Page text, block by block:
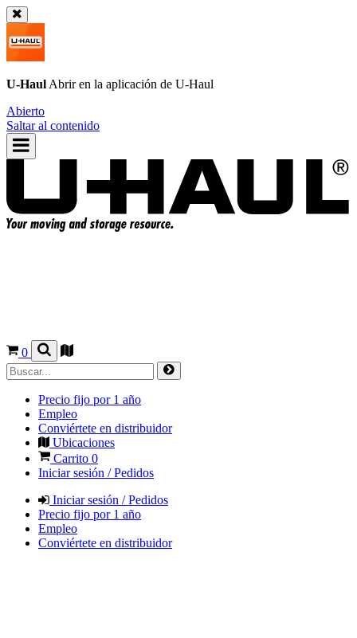
U-Haul Abrir en la aplicación de U-Haul
Abierto
Saltar al contenido
0
Precio fijo por 1 año
Empleo
Conviértete en distribuidor
Ubicaciones
Carrito 0
Iniciar sesión / Pedidos
Iniciar sesión / Pedidos
Precio fijo por 1 año
Empleo
Conviértete en distribuidor